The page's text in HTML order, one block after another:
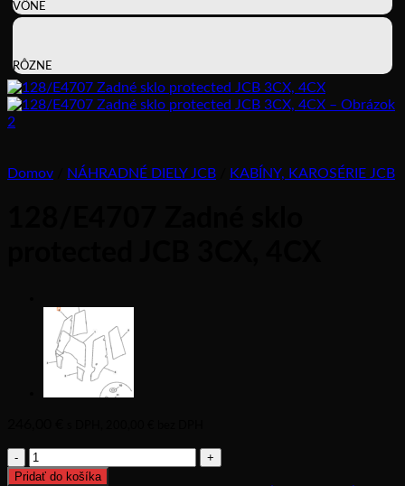
VÔNE
RÔZNE
Domov NÁHRADNÉ DIELY JCB KABÍNY, KAROSÉRIE JCB
množstvo
128/E4707
Pridať do košíka